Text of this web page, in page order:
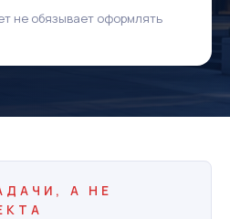
не обязывает оформлять
А НЕ